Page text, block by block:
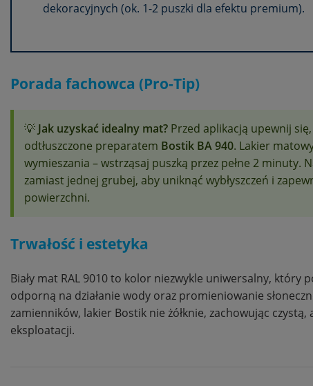
dekoracyjnych (ok. 1-2 puszki dla efektu premium).
Porada fachowca (Pro-Tip)
💡 Jak uzyskać idealny mat? Przed aplikacją upewnij
odtłuszczone preparatem Bostik BA 940. Lakier
wymieszania – wstrząsaj puszką przez pełne 2 minuty.
zamiast jednej grubej, aby uniknąć wybłyszczeń i
powierzchni.
Trwałość i estetyka
Biały mat RAL 9010 to kolor niezwykle uniwersalny, który
odporną na działanie wody oraz promieniowanie
zamienników, lakier Bostik nie żółknie, zachowując czystą,
eksploatacji.